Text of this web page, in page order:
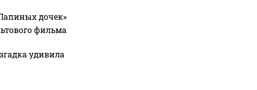
дочек»
фильма
удивила